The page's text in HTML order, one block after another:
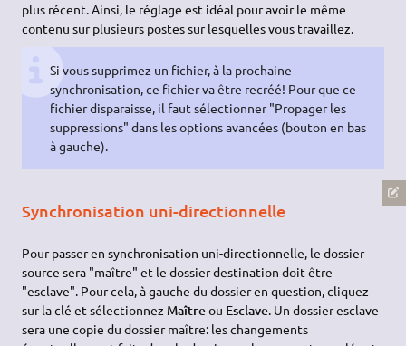
plus récent. Ainsi, le réglage est idéal pour avoir le même
contenu sur plusieurs postes sur lesquelles vous travaillez.
Si vous supprimez un fichier, à la prochaine
synchronisation, ce fichier va être recréé! Pour que ce
fichier disparaisse, il faut sélectionner "Propager les
suppressions" dans les options avancées (bouton en bas
à gauche).
Synchronisation uni-directionnelle
Pour passer en synchronisation uni-directionnelle, le dossier
source sera "maître" et le dossier destination doit être
"esclave". Pour cela, à gauche du dossier en question, cliquez
sur la clé et sélectionnez Maîtreou Esclave. Un dossier esclave
sera une copie du dossier maître: les changements